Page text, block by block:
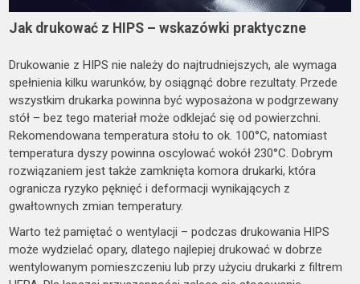
Jak drukować z HIPS – wskazówki praktyczne
Drukowanie z HIPS nie należy do najtrudniejszych, ale wymaga
spełnienia kilku warunków, by osiągnąć dobre rezultaty. Przede
wszystkim drukarka powinna być wyposażona w podgrzewany
stół – bez tego materiał może odklejać się od powierzchni.
Rekomendowana temperatura stołu to ok. 100°C, natomiast
temperatura dyszy powinna oscylować wokół 230°C. Dobrym
rozwiązaniem jest także zamknięta komora drukarki, która
ogranicza ryzyko pęknięć i deformacji wynikających z
gwałtownych zmian temperatury.
Warto też pamiętać o wentylacji – podczas drukowania HIPS
może wydzielać opary, dlatego najlepiej drukować w dobrze
wentylowanym pomieszczeniu lub przy użyciu drukarki z filtrem